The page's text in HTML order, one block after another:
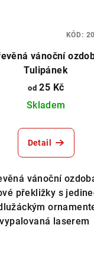
vánoční
Tulipánek
od25 Kč
Skladem
Detail
vánoční
překližky s
vypalovaná laserem
KÓD: